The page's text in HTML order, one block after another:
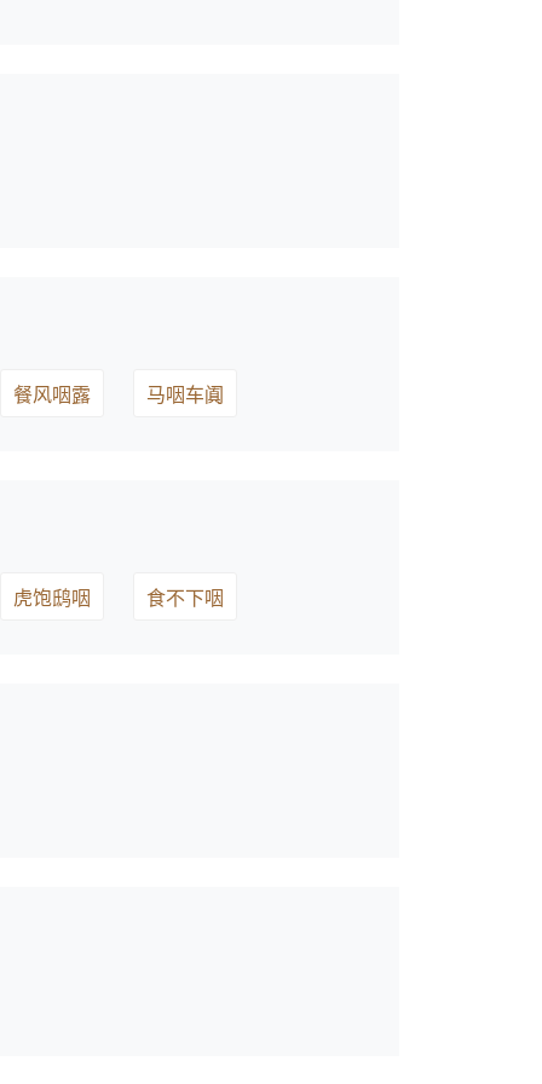
餐风咽露 马咽车阗
虎饱鸱咽 食不下咽